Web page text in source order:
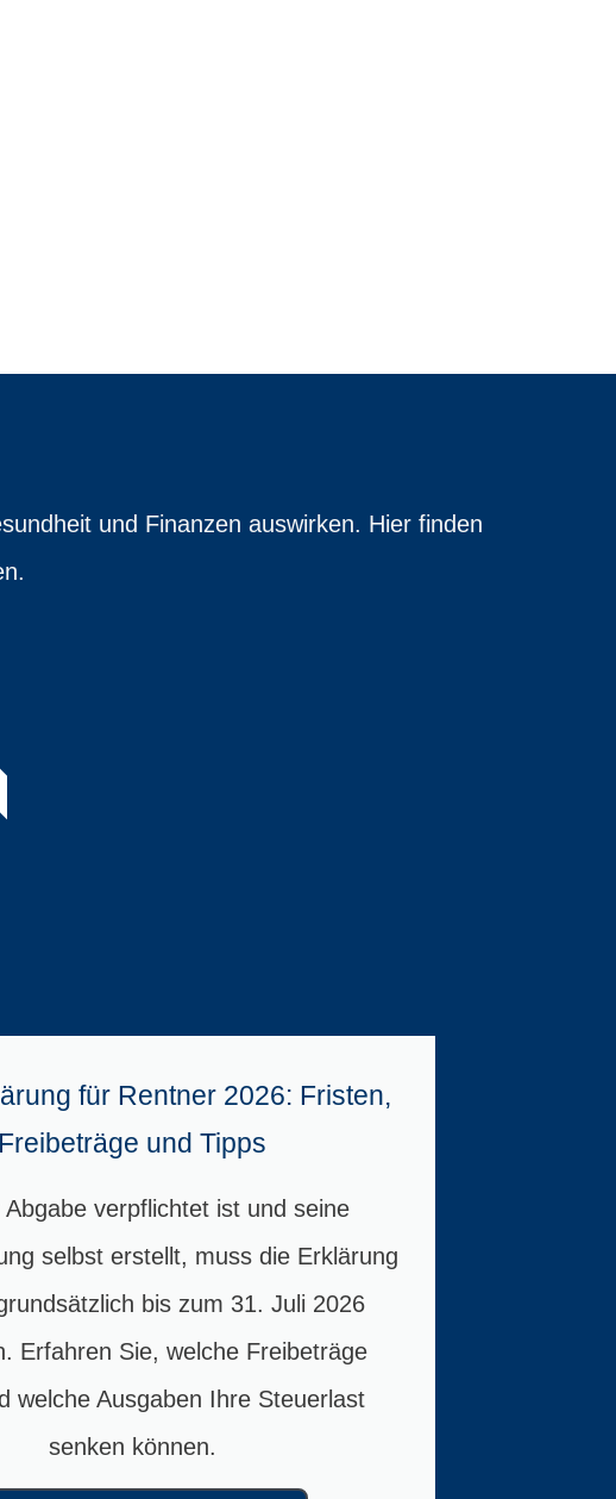
und Finanzen auswirken. Hier finden
für Rentner 2026: Fristen,
Freibeträge und Tipps
verpflichtet ist und seine
selbst erstellt, muss die Erklärung
bis zum 31. Juli 2026
Erfahren Sie, welche Freibeträge
welche Ausgaben Ihre Steuerlast
senken können.